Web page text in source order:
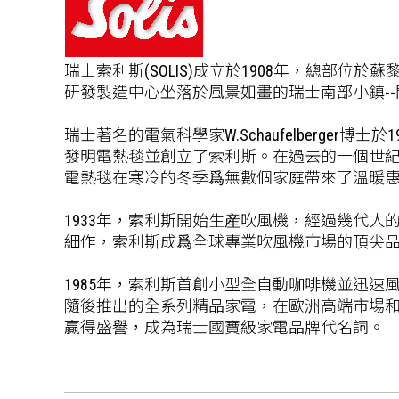
瑞士索利斯(SOLIS)成立於1908年，總部位於蘇
研發製造中心坐落於風景如畫的瑞士南部小鎮
瑞士著名的電氣科學家W.Schaufelberger博士於
發明電熱毯並創立了索利斯。在過去的一個世
電熱毯在寒冷的冬季爲無數個家庭帶來了溫暖
1933年，索利斯開始生産吹風機，經過幾代人
細作，索利斯成爲全球專業吹風機市場的頂尖
1985年，索利斯首創小型全自動咖啡機並迅速
隨後推出的全系列精品家電，在歐洲高端市場
贏得盛譽，成為瑞士國寶級家電品牌代名詞。